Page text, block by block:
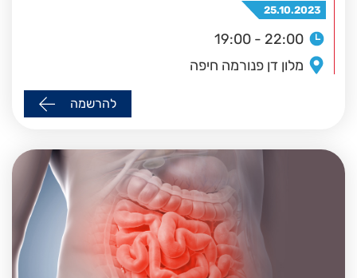
25.10.2023
19:00 - 22:00
מלון דן פנורמה חיפה
להרשמה